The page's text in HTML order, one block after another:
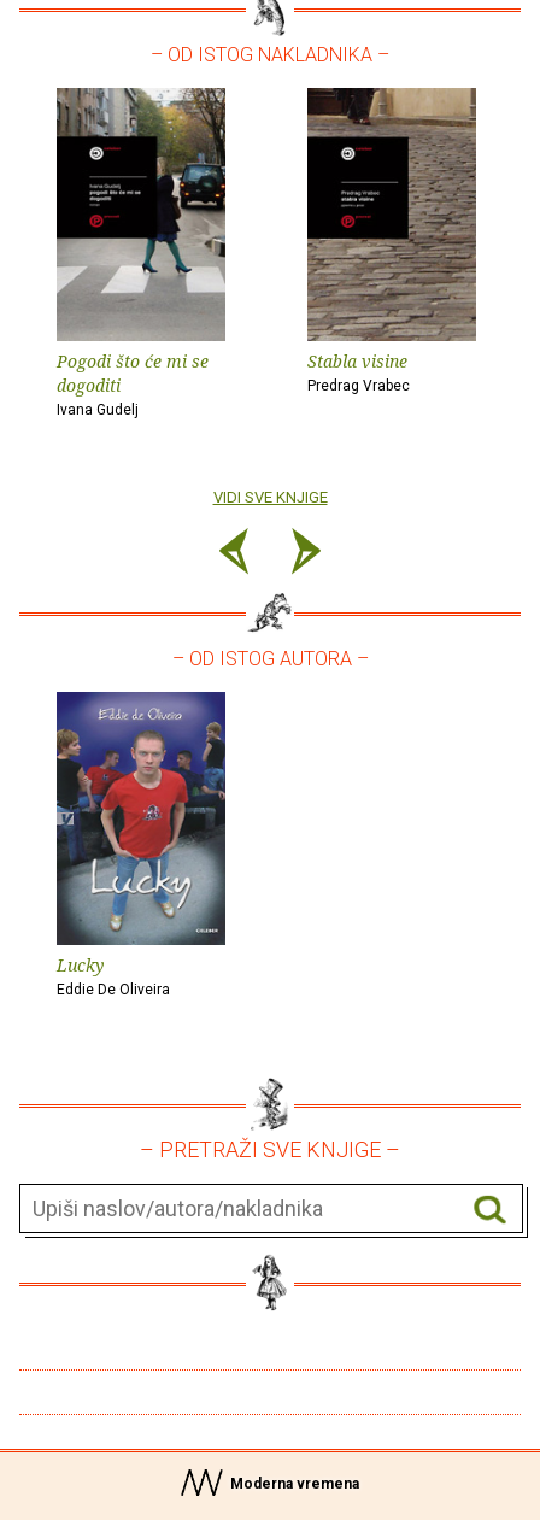
– OD ISTOG NAKLADNIKA –
Pogodi što će mi se
dogoditi
Ivana Gudelj
Stabla visine
Predrag Vrabec
VIDI SVE KNJIGE
– OD ISTOG AUTORA –
Lucky
Eddie De Oliveira
– PRETRAŽI SVE KNJIGE –
Moderna vremena